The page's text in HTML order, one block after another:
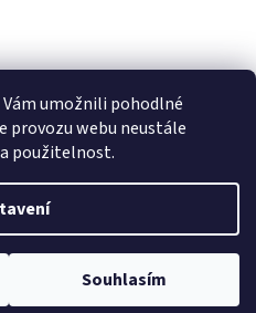
umožnili pohodlné
provozu webu neustále
použitelnost.
Souhlasím
Dobříš. Všechna práva
nastavení cookies